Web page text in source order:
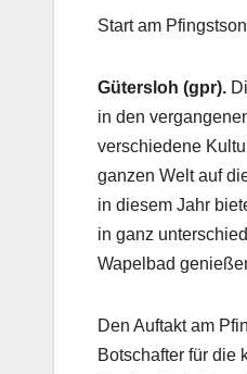
Start am
Gütersloh (gpr).
in den
verschiedene
ganzen Welt auf
in diesem Jahr
in ganz
Wapelbad
Den Auftakt am
Botschafter für die